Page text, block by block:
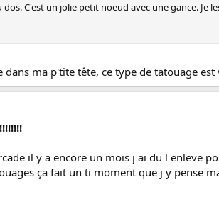
C'est un jolie petit noeud avec une gance. Je
dans ma p'tite tête, ce type de tatouage
il y a encore un mois j ai du l enleve
ça fait un ti moment que j y pense